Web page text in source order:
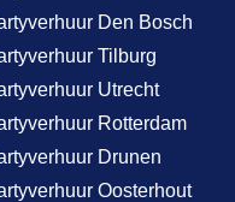
Den Bosch
Tilburg
Utrecht
Rotterdam
Drunen
Oosterhout